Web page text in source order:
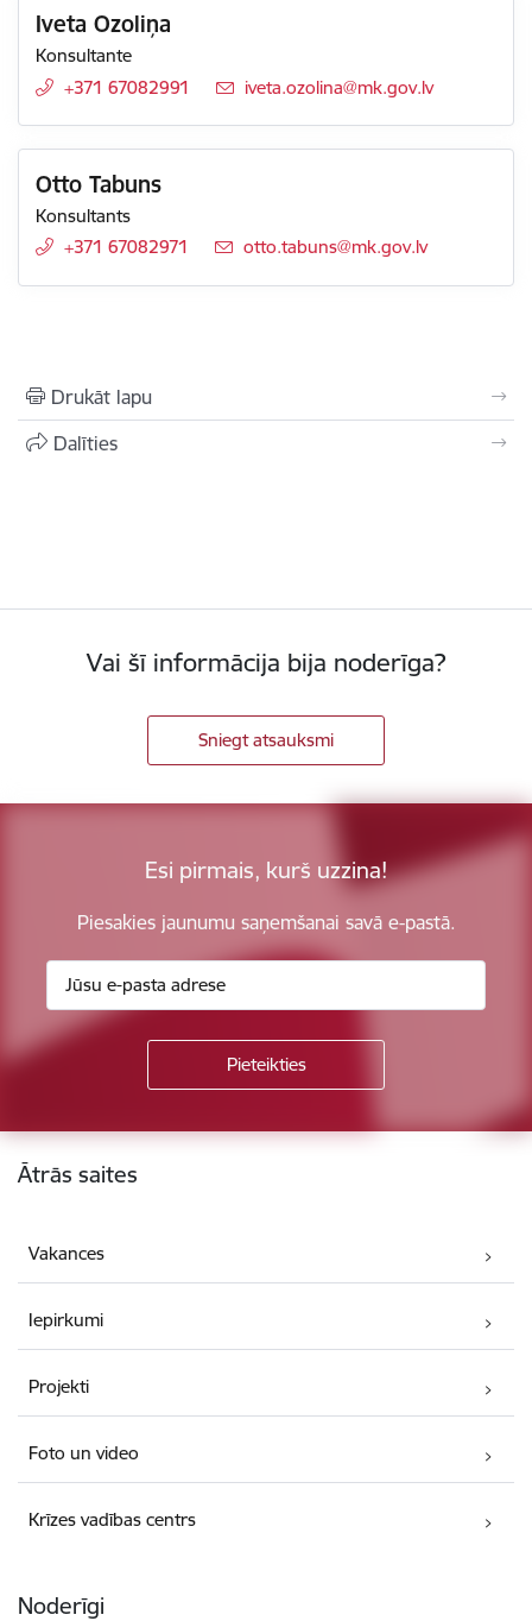
Iveta Ozoliņa
Konsultante
+371 67082991
E-pasts:
iveta.ozolina@mk.gov.lv
Otto Tabuns
Konsultants
+371 67082971
E-pasts:
otto.tabuns@mk.gov.lv
Drukāt lapu
Dalīties
Vai šī informācija bija noderīga?
Sniegt atsauksmi
Esi pirmais, kurš uzzina!
Piesakies jaunumu saņemšanai savā e-pastā.
Kājene
Ātrās saites
Vakances
Iepirkumi
Projekti
Foto un video
Krīzes vadības centrs
Noderīgi